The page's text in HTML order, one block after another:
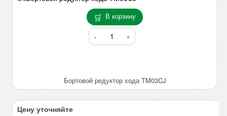
В корзину
Количество
товара
TM03CJ
Бортовой редуктор хода TM03CJ
Цену уточняйте